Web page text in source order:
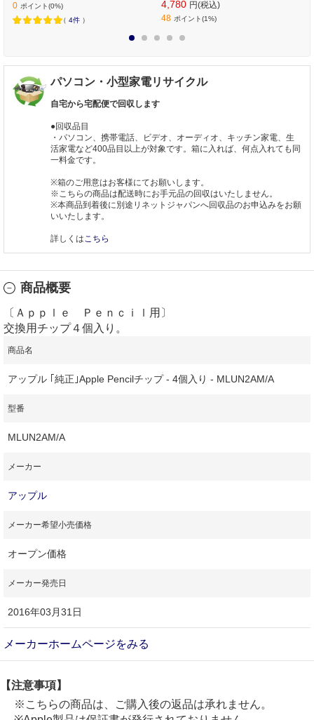
0 ポイント(0%)
（ 4件 ）
4,780 円(税込)
48 ポイント(1%)
パソコン・小型家電リサイクル
自宅から宅配便で回収します
●回収品目
・パソコン、携帯電話、ビデオ、オーディオ、キッチン家電、生
活家電など400品目以上が対象です。箱に入れば、何点入れても同
一料金です。
※箱のご用意はお客様にてお願いします。
※こちらの商品は配送時にお手元品の回収はいたしません。
※本商品到着後に別途リネットジャパンへ回収品のお申込みをお願
いいたします。
詳しくはこちら
商品概要
〔Ａｐｐｌｅ Ｐｅｎｃｉｌ用〕
交換用チップ４個入り。
商品名
アップル ｢純正｣Apple Pencilチップ - 4個入り - MLUN2AM/A
型番
MLUN2AM/A
メーカー
アップル
メーカー希望小売価格
オープン価格
メーカー発売日
2016年03月31日
メーカーホームページをみる
【注意事項】
※こちらの商品は、ご購入後の返品は承れません。